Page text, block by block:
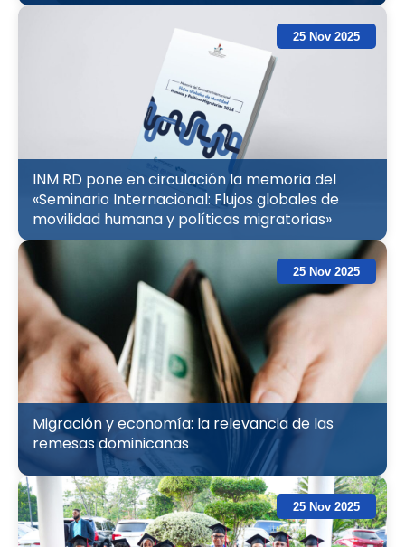
25 Nov 2025
INM RD pone en circulación la memoria del
«Seminario Internacional: Flujos globales de
movilidad humana y políticas migratorias»
25 Nov 2025
Migración y economía: la relevancia de las
remesas dominicanas
25 Nov 2025